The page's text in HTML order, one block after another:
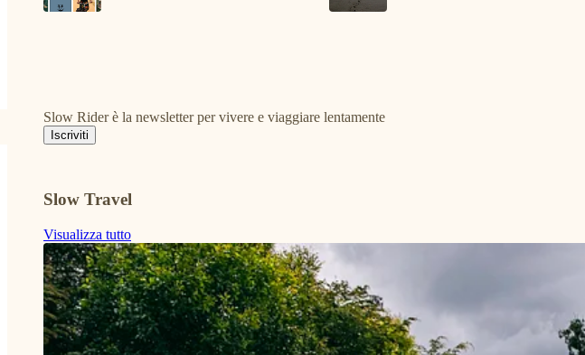
Slow Rider è la newsletter per vivere e viaggiare lentamente
Iscriviti
Slow Travel
Visualizza tutto